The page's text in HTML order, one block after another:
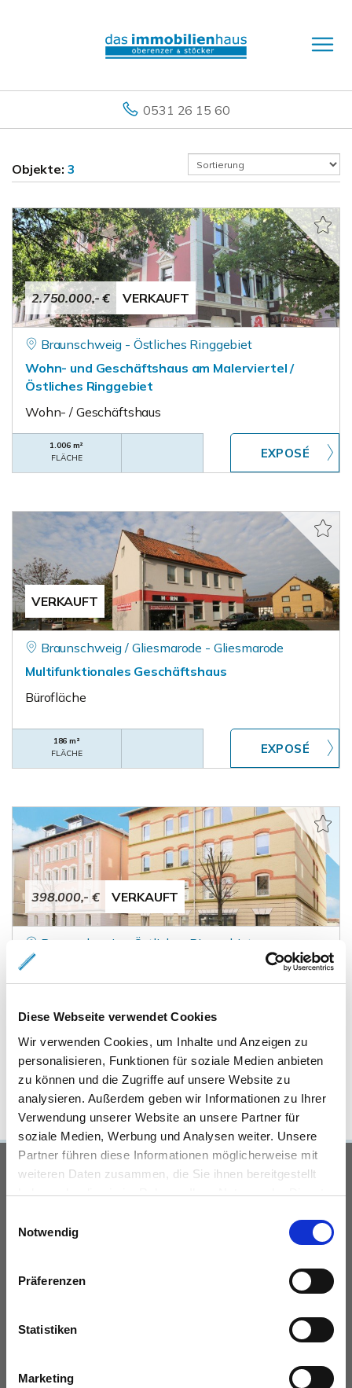
Diese Webseite verwendet Cookies
Wir verwenden Cookies, um Inhalte und Anzeigen zu
personalisieren, Funktionen für soziale Medien anbieten
zu können und die Zugriffe auf unsere Website zu
analysieren. Außerdem geben wir Informationen zu Ihrer
Verwendung unserer Website an unsere Partner für
soziale Medien, Werbung und Analysen weiter. Unsere
Partner führen diese Informationen möglicherweise mit
weiteren Daten zusammen, die Sie ihnen bereitgestellt
haben oder die sie im Rahmen Ihrer Nutzung der Dienste
Notwendig
Präferenzen
Statistiken
Marketing
0531 26 15 60
Objekte: 3
2.750.000,- € VERKAUFT
Braunschweig - Östliches Ringgebiet
Wohn- und Geschäftshaus am Malerviertel /
Östliches Ringgebiet
Wohn- / Geschäftshaus
1.006 m²
FLÄCHE
VERKAUFT
Braunschweig / Gliesmarode - Gliesmarode
Multifunktionales Geschäftshaus
Bürofläche
186 m²
FLÄCHE
398.000,- € VERKAUFT
Braunschweig - Östliches Ringgebiet
Eigentumswohnung und Hinterhaus mit 3 kleinen
Wohnungen im Östlichen Ringgebiet
Renditeobjekt
217 m²
FLÄCHE
UNSERE PARTNER &
AUSZEICHNUNGEN
KONTAKT